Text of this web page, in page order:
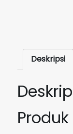
Deskripsi